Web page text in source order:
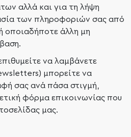
αλλά και για τη λήψη
των πληροφοριών σας από
οποιαδήποτε άλλη μη
να λαμβάνετε
μπορείτε να
σας ανά πάσα στιγμή,
φόρμα επικοινωνίας που
μας.